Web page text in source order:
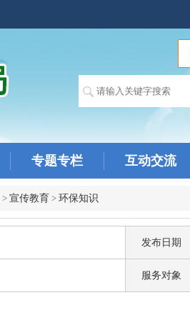
专题专栏 互动交流
> 宣传教育 > 环保知识
发布日期
服务对象